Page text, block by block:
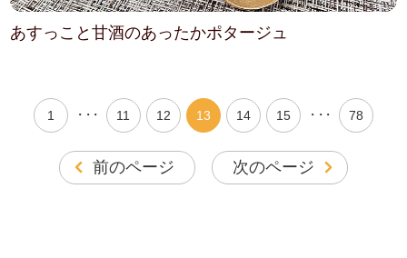
あすっこと甘酒のあったかポタージュ
前のページ
1 ・・・ 11 12 13 14 15 ・・・ 78
次のページ